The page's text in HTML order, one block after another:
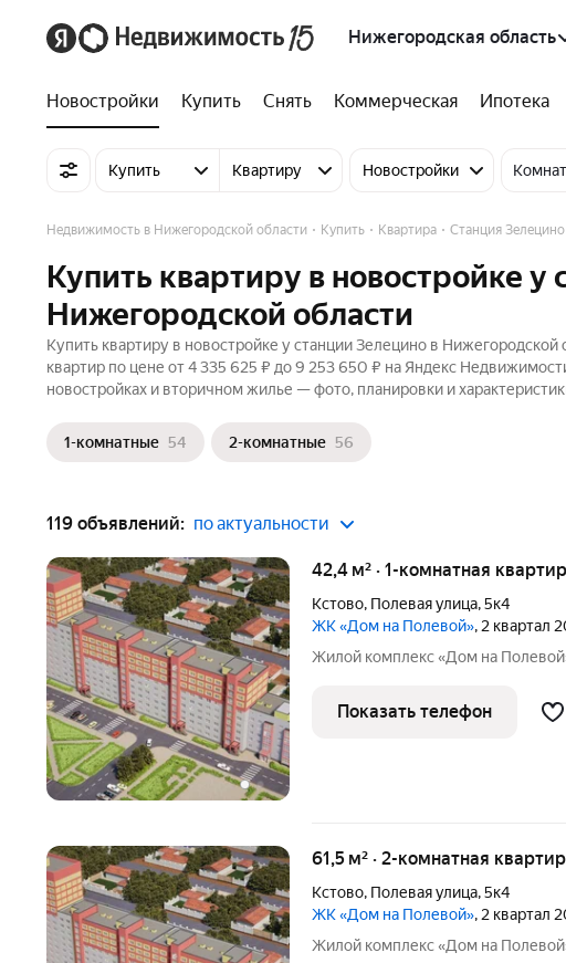
Нижегородская область
Новостройки Купить Снять Коммерческая Ипотека
Купить Квартиру Новостройки Комнат
Недвижимость в Нижегородской области Купить Квартира Станция Зелецино
Купить квартиру в новостройке у
Нижегородской области
Купить квартиру в новостройке у станции Зелецино в
квартир по цене от 4 335 625 ₽ до 9 253 650 ₽ на Яндекс
новостройках и вторичном жилье — фото, планировки и
1-комнатные 54 2-комнатные 56
119 объявлений: по актуальности
42,4 м² · 1-комнатная
Кстово, Полевая улица,5к4
ЖК «Дом на Полевой», 2 квартал
Жилой комплекс «Дом на
Показать телефон
61,5 м² · 2-комнатная
Кстово, Полевая улица,5к4
ЖК «Дом на Полевой», 2 квартал
Жилой комплекс «Дом на